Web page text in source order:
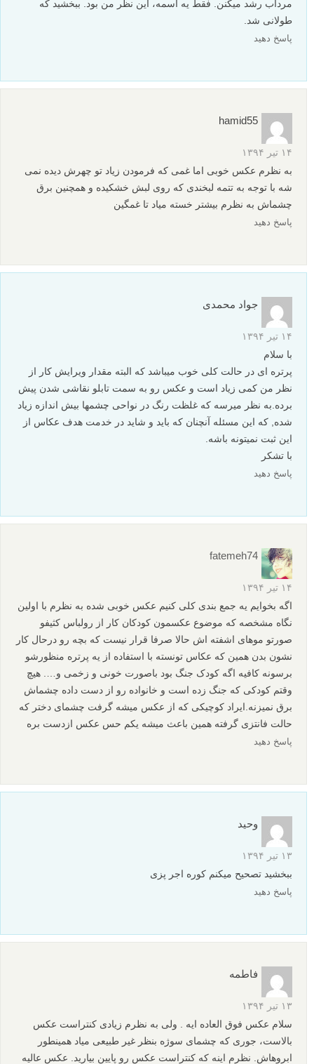
مرداب رشد میکنن. فقط یه اسمه، این نظر من بود. ببخشید که
طولانی شد.
پاسخ دهید
hamid55
۱۴ تیر ۱۳۹۴
به نظرم عکس خوبی اما غمی که فرمودن زیاد تو چهرش دیده نمی
شه با توجه به تتمه لبخندی که روی لبش خشکیده و همچنین برق
چشماش به نظرم بیشتر خسته میاد تا غمگین
پاسخ دهید
جواد محمدی
۱۴ تیر ۱۳۹۴
با سلام
پرتره ای در حالت کلی خوب میباشد که البته مقدار ویرایش کار از
نظر من کمی زیاد است و عکس رو به سمت تابلو نقاشی شدن پیش
برده.به نظر میرسه که غلظت رنگ در نواحی چشمها بیش اندازه زیاد
شده, که این مسئله آنچنان که باید و شاید در خدمت هدف عکاس از
این ثبت نمیتونه باشه.
با تشکر
پاسخ دهید
fatemeh74
۱۴ تیر ۱۳۹۴
اگه بخوایم یه جمع بندی کلی کنیم عکس خوبی شده به نظرم با اولین
نگاه مشخصه که موضوع عکسمون کودکان کار از رولباس کثیفو
صورتو موهای اشفته اش حالا صرفا قرار نیست که بچه رو درحال کار
نشون بدن همین که عکاس تونسته با استفاده از یه پرتره منظورشو
برسونه کافیه اگه کودک جنگ بود باصورت خونی و زخمی و…. هیچ
وقتم کودکی که جنگ زده است و خانواده رو از دست داده چشماش
برق نمیزنه.ایراد کوچیکی که از عکس میشه گرفت چشمای دختر که
حالت فانتزی گرفته همین باعث میشه یکم حس عکس ازدست بره
پاسخ دهید
وحید
۱۳ تیر ۱۳۹۴
ببخشید تصحیح میکنم کوره اجر پزی
پاسخ دهید
فاطمه
۱۳ تیر ۱۳۹۴
سلام عکس فوق العاده ایه . ولی به نظرم زیادی کنتراست عکس
بالاست، جوری که چشمای سوژه بنظر غیر طبیعی میاد همینطور
ابروهاش. نظرم اینه که کنتراست عکس رو پایین بیارید. عکس عالیه